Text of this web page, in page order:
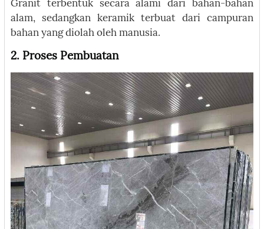
Granit terbentuk secara alami dari bahan-bahan
alam, sedangkan keramik terbuat dari campuran
bahan yang diolah oleh manusia.
2. Proses Pembuatan